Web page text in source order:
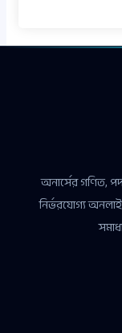
অনার্সের গণিত,
নির্ভরযোগ্য